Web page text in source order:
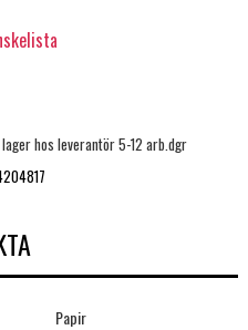
hos leverantör 5-12 arb.dgr
Papir